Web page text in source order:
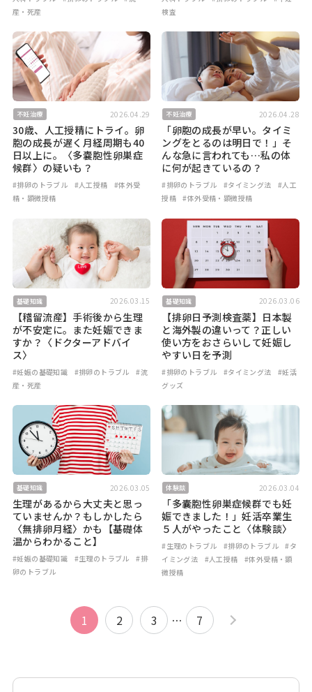
産・死産
検査
不妊治療 2026.04.29
30歳、人工授精にトライ。卵
胞の成長が遅く月経周期も40
日以上に。〈多嚢胞性卵巣症
候群〉の疑いも？
#排卵のトラブル #人工授精
#体外受
精・顕微授精
不妊治療 2026.04.28
「卵胞の成長が早い。タイミ
ングをとるのは明日で！」そ
んな急に言われても…私の体
に何が起きているの？
#排卵のトラブル #タイミング法
#人工
授精
#体外受精・顕微授精
基礎知識 2026.03.15
【稽留流産】手術後から生理
が不安定に。また妊娠できま
すか？〈ドクターアドバイ
ス〉
#妊娠の基礎知識 #排卵のトラブル
#流
産・死産
基礎知識 2026.03.06
【排卵日予測検査薬】日本製
と海外製の違いって？正しい
使い方をおさらいして妊娠し
やすい日を予測
#排卵のトラブル #タイミング法
#妊活
グッズ
基礎知識 2026.03.05
生理があるから大丈夫と思っ
ていませんか？もしかしたら
〈無排卵月経〉かも【基礎体
温からわかること】
#妊娠の基礎知識 #生理のトラブル
#排
卵のトラブル
体験談 2026.03.04
「多囊胞性卵巣症候群でも妊
娠できました！」妊活卒業生
５人がやったこと〈体験談〉
#生理のトラブル #排卵のトラブル
#タ
イミング法
#人工授精
#体外受精・顕
微授精
1 2 3 … 7